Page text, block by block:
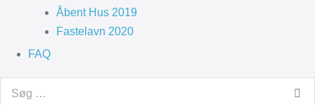
Åbent Hus 2019
Fastelavn 2020
FAQ
Search